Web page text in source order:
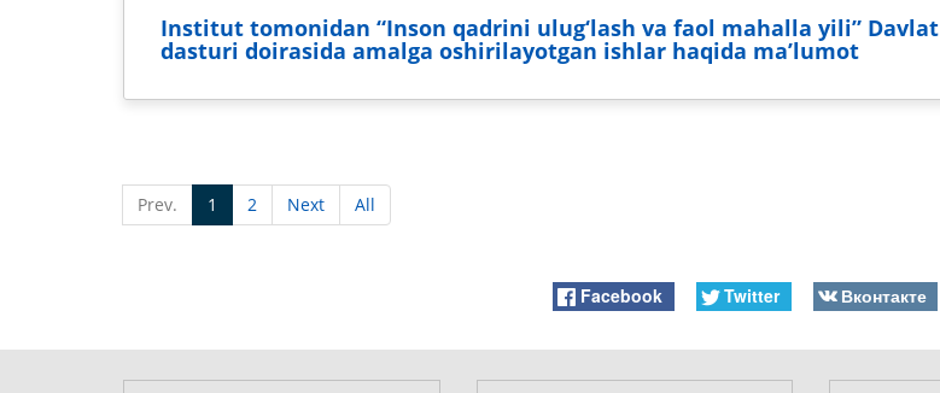
Institut tomonidan “Inson qadrini ulug‘lash va faol mahalla yili” Davlat
dasturi doirasida amalga oshirilayotgan ishlar haqida maʼlumot
Prev. 1 2 Next All
Facebook Twitter Вконтакте